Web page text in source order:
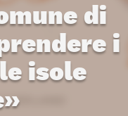
di
i
isole